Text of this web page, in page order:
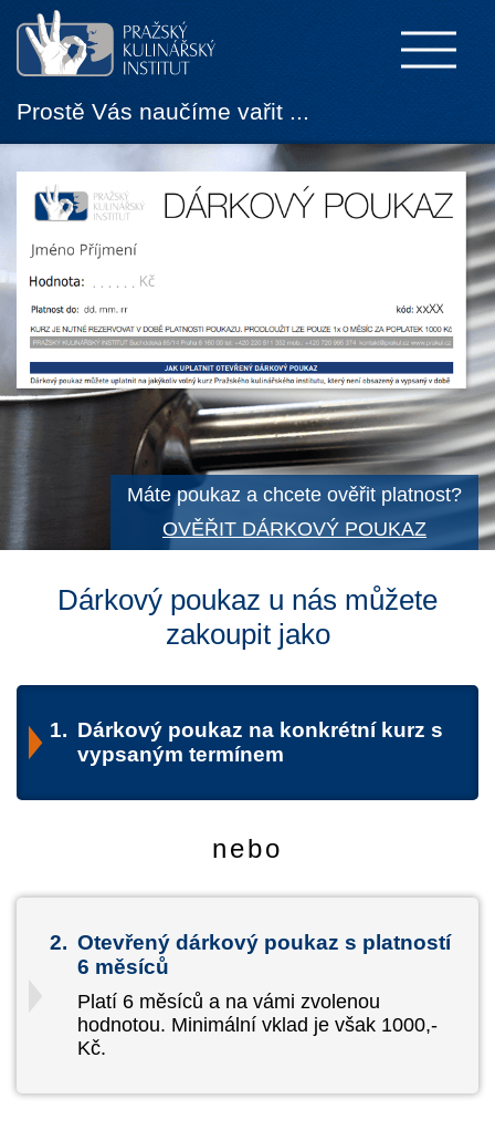
Prostě Vás naučíme vařit ...
Máte poukaz a chcete ověřit platnost?
OVĚŘIT DÁRKOVÝ POUKAZ
Dárkový poukaz u nás můžete
zakoupit jako
1. Dárkový poukaz na konkrétní kurz s
vypsaným termínem
nebo
2. Otevřený dárkový poukaz s platností
6 měsíců
Platí 6 měsíců a na vámi zvolenou
hodnotou. Minimální vklad je však 1000,-
Kč.